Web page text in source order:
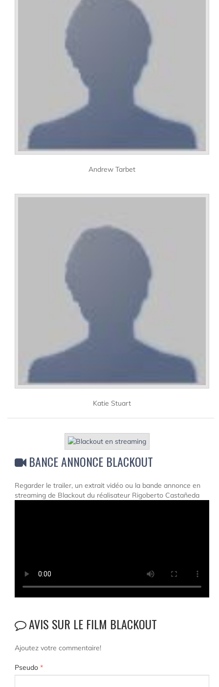
Andrew Tarbet
Katie Stuart
BANCE ANNONCE BLACKOUT
Regarder le trailer, un extrait vidéo ou la bande annonce en
streaming de Blackout du réalisateur Rigoberto Castañeda
AVIS SUR LE FILM BLACKOUT
Ajoutez votre commentaire!
Pseudo *